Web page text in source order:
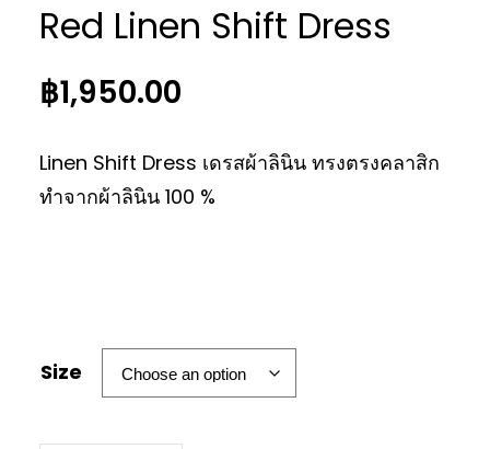
Red Linen Shift Dress
฿1,950.00
Linen Shift Dress เดรสผ้าลินิน ทรงตรงคลาสิก
ทำจากผ้าลินิน 100 %
Size